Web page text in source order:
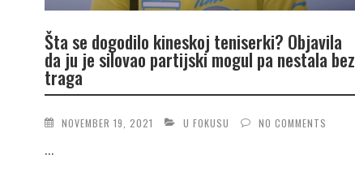
Šta se dogodilo kineskoj teniserki? Objavila
da ju je silovao partijski mogul pa nestala bez
traga
NOVEMBER 19, 2021 U FOKUSU NO COMMENTS
...